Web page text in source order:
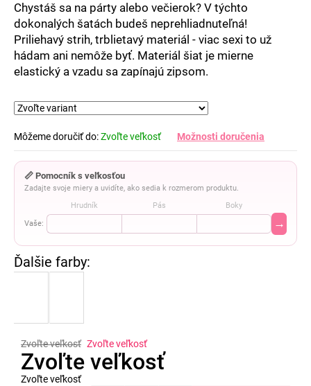
Chystáš sa na párty alebo večierok? V týchto
dokonalých šatách budeš neprehliadnuteľná!
Priliehavý strih, trblietavý materiál - viac sexi to už
hádam ani nemôže byť. Materiál šiat je mierne
elastický a vzadu sa zapínajú zipsom.
Môžeme doručiť do:Zvoľte veľkosť Možnosti doručenia
📏 Pomocník s veľkosťou
Zadajte svoje miery a uvidíte, ako sedia k rozmerom produktu.
Hrudník
Pás Boky
Vaše: →
Zvoľte veľkosť Zvoľte veľkosť
Zvoľte veľkosť
Zvoľte veľkosť